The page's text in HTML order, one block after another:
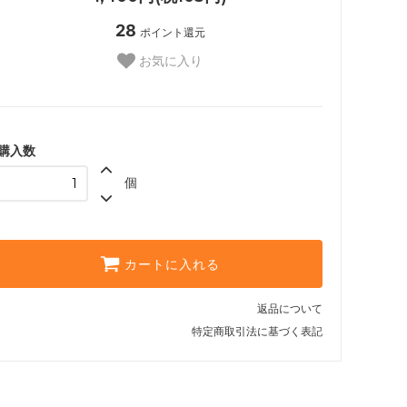
28 ポイント還元
お気に入り
入数
個
カートに入れる
返品について
特定商取引法に基づく表記